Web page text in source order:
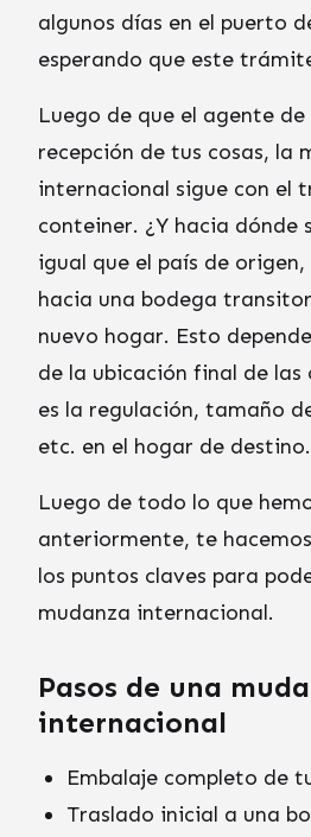
algunos días en el puerto
esperando que este
Luego de que el agente
recepción de tus cosas, la
internacional sigue con el
conteiner. ¿Y hacia dónde
igual que el país de
hacia una bodega
nuevo hogar. Esto
de la ubicación final de las
es la regulación, tamaño
etc. en el hogar de destino.
Luego de todo lo que
anteriormente, te
los puntos claves para
mudanza internacional.
Pasos de una
internacional
Embalaje completo de
Traslado inicial a una